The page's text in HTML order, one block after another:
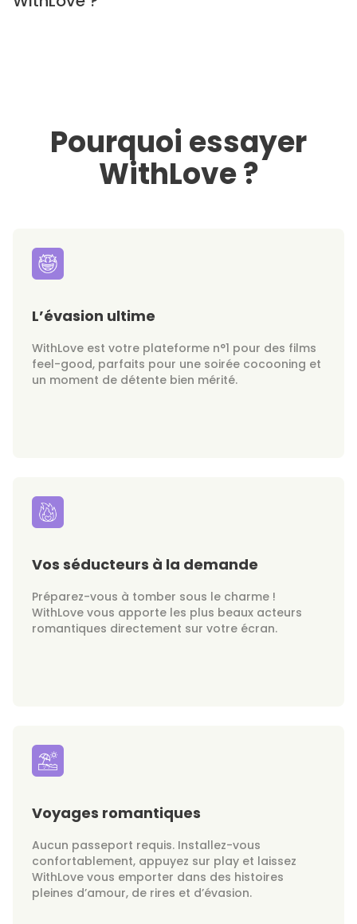
Pourquoi essayer
WithLove ?
L’évasion ultime
WithLove est votre plateforme n°1 pour des films
feel-good, parfaits pour une soirée cocooning et
un moment de détente bien mérité.
Vos séducteurs à la demande
Préparez-vous à tomber sous le charme !
WithLove vous apporte les plus beaux acteurs
romantiques directement sur votre écran.
Voyages romantiques
Aucun passeport requis. Installez-vous
confortablement, appuyez sur play et laissez
WithLove vous emporter dans des histoires
pleines d’amour, de rires et d’évasion.